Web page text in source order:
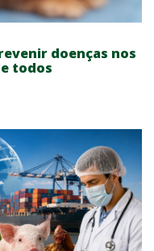
doenças nos
todos